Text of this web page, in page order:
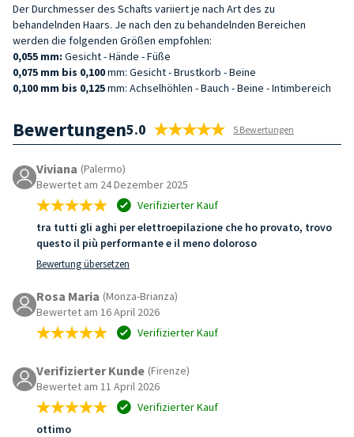
Der Durchmesser des Schafts variiert je nach Art des zu
behandelnden Haars. Je nach den zu behandelnden Bereichen
werden die folgenden Größen empfohlen:
0,055 mm: Gesicht - Hände - Füße
0,075 mm bis 0,100mm: Gesicht - Brustkorb - Beine
0,100 mm bis 0,125mm: Achselhöhlen - Bauch - Beine - Intimbereich
Bewertungen5.0 5 Bewertungen
Viviana (Palermo)
Bewertet am 24 Dezember 2025
Verifizierter Kauf
tra tutti gli aghi per elettroepilazione che ho provato, trovo
questo il più performante e il meno doloroso
Bewertung übersetzen
Rosa Maria (Monza-Brianza)
Bewertet am 16 April 2026
Verifizierter Kauf
Verifizierter Kunde (Firenze)
Bewertet am 11 April 2026
Verifizierter Kauf
ottimo